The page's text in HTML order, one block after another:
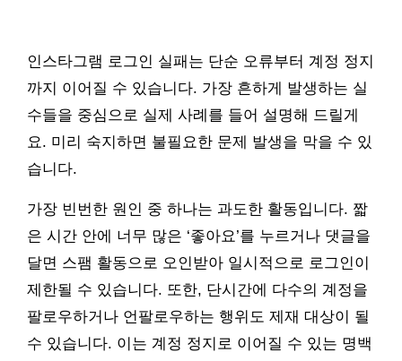
인스타그램 로그인 실패는 단순 오류부터 계정 정지
까지 이어질 수 있습니다. 가장 흔하게 발생하는 실
수들을 중심으로 실제 사례를 들어 설명해 드릴게
요. 미리 숙지하면 불필요한 문제 발생을 막을 수 있
습니다.
가장 빈번한 원인 중 하나는 과도한 활동입니다. 짧
은 시간 안에 너무 많은 ‘좋아요’를 누르거나 댓글을
달면 스팸 활동으로 오인받아 일시적으로 로그인이
제한될 수 있습니다. 또한, 단시간에 다수의 계정을
팔로우하거나 언팔로우하는 행위도 제재 대상이 될
수 있습니다. 이는 계정 정지로 이어질 수 있는 명백